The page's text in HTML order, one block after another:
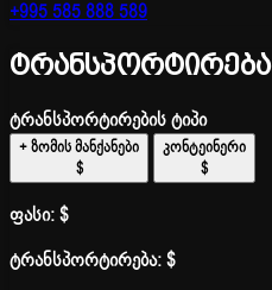
+995 585 888 589
ტრანსპორტირება
ტრანსპორტირების ტიპი
+ ზომის მანქანები
$
კონტეინერი
$
ფასი:$
ტრანსპორტირება:$